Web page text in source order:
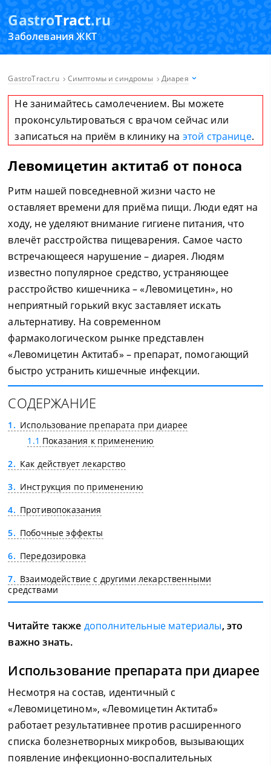
GastroTract.ru
Заболевания ЖКТ
GastroTract.ru Симптомы и синдромы Диарея
Не занимайтесь самолечением. Вы можете
проконсультироваться с врачом сейчас или
записаться на приём в клинику на этой странице.
Левомицетин актитаб от поноса
Ритм нашей повседневной жизни часто не
оставляет времени для приёма пищи. Люди едят на
ходу, не уделяют внимание гигиене питания, что
влечёт расстройства пищеварения. Самое часто
встречающееся нарушение – диарея. Людям
известно популярное средство, устраняющее
расстройство кишечника – «Левомицетин», но
неприятный горький вкус заставляет искать
альтернативу. На современном
фармакологическом рынке представлен
«Левомицетин Актитаб» – препарат, помогающий
быстро устранить кишечные инфекции.
СОДЕРЖАНИЕ
1
Использование препарата при диарее
1.1 Показания к применению
2
Как действует лекарство
3
Инструкция по применению
4
Противопоказания
5
Побочные эффекты
6
Передозировка
7
Взаимодействие с другими лекарственными
средствами
Читайте также дополнительные материалы, это
важно знать.
Использование препарата при диарее
Несмотря на состав, идентичный с
«Левомицетином», «Левомицетин Актитаб»
работает результативнее против расширенного
списка болезнетворных микробов, вызывающих
появление инфекционно-воспалительных